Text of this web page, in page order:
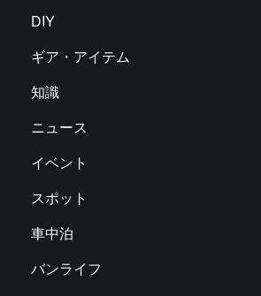
DIY
ギア・アイテム
知識
ニュース
イベント
スポット
車中泊
バンライフ